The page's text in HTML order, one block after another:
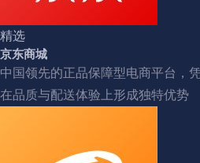
精选
京东商城
中国领先的正品保障型电商平台，
在品质与配送体验上形成独特优势